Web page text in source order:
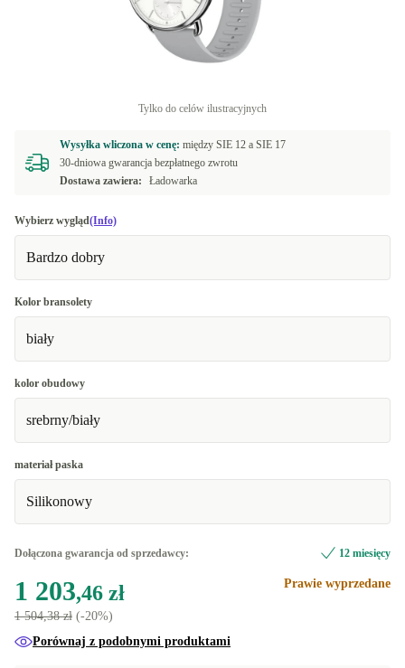
Tylko do celów ilustracyjnych
Wysyłka wliczona w cenę: między SIE 12 a SIE 17
30-dniowa gwarancja bezpłatnego zwrotu
Dostawa zawiera:
Ładowarka
Wybierz wygląd(Info)
Bardzo dobry
Kolor bransolety
biały
kolor obudowy
srebrny/biały
materiał paska
Silikonowy
Dołączona gwarancja od sprzedawcy: 12 miesięcy
1 203,46 zł
1 504,38 zł (-20%)
Prawie wyprzedane
Porównaj z podobnymi produktami